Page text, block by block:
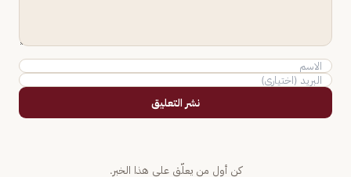
نشر التعليق
كن أول من يعلّق على هذا الخبر.